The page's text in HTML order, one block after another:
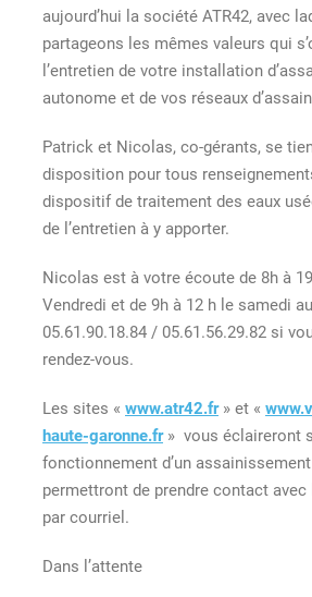
aujourd’hui la société ATR42, avec
partageons les mêmes valeurs qui
l’entretien de votre installation
autonome et de vos réseaux
Patrick et Nicolas, co-gérants, se
disposition pour tous
dispositif de traitement des eaux
de l’entretien à y apporter.
Nicolas est à votre écoute de 8h à
Vendredi et de 9h à 12 h le samedi
05.61.90.18.84 / 05.61.56.29.82 si
rendez-vous.
Les sites « www.atr42.fr» et «
haute-garonne.fr» vous éclaireront
fonctionnement d’un
permettront de prendre contact avec
par courriel.
Dans l’attente